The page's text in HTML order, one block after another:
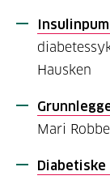
Hausken
Mari